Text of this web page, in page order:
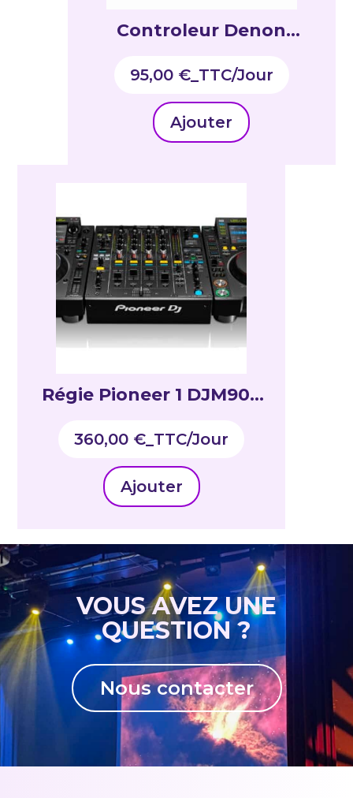
Controleur Denon
95,00 €_TTC
Ajouter
Régie Pioneer 1 DJM900
360,00 €_TTC
Ajouter
VOUS AVEZ UNE
QUESTION ?
Nous contacter